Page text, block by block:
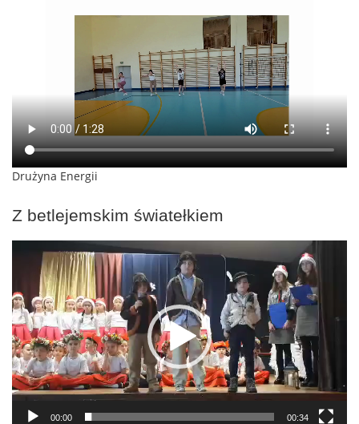
Drużyna Energii
Z betlejemskim światełkiem
Odtwarzacz
00:00 00:34